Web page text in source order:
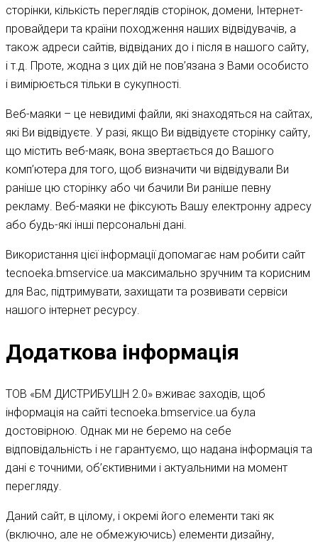
сторінки, кількість переглядів сторінок, домени, Інтернет-
провайдери та країни походження наших відвідувачів, а
також адреси сайтів, відвіданих до і після в нашого сайту,
і т.д. Проте, жодна з цих дій не пов’язана з Вами особисто
і вимірюється тільки в сукупності.
Веб-маяки – це невидимі файли, які знаходяться на сайтах,
які Ви відвідуєте. У разі, якщо Ви відвідуєте сторінку сайту,
що містить веб-маяк, вона звертається до Вашого
комп’ютера для того, щоб визначити чи відвідували Ви
раніше цю сторінку або чи бачили Ви раніше певну
рекламу. Веб-маяки не фіксують Вашу електронну адресу
або будь-які інші персональні дані.
Використання цієї інформації допомагає нам робити сайт
tecnoeka.bmservice.ua максимально зручним та корисним
для Вас, підтримувати, захищати та розвивати сервіси
нашого інтернет ресурсу.
Додаткова інформація
ТОВ «БМ ДИСТРИБУШН 2.0» вживає заходів, щоб
інформація на сайті tecnoeka.bmservice.ua була
достовірною. Однак ми не беремо на себе
відповідальність і не гарантуємо, що надана інформація та
дані є точними, об’єктивними і актуальними на момент
перегляду.
Даний сайт, в цілому, і окремі його елементи такі як
(включно, але не обмежуючись) елементи дизайну,